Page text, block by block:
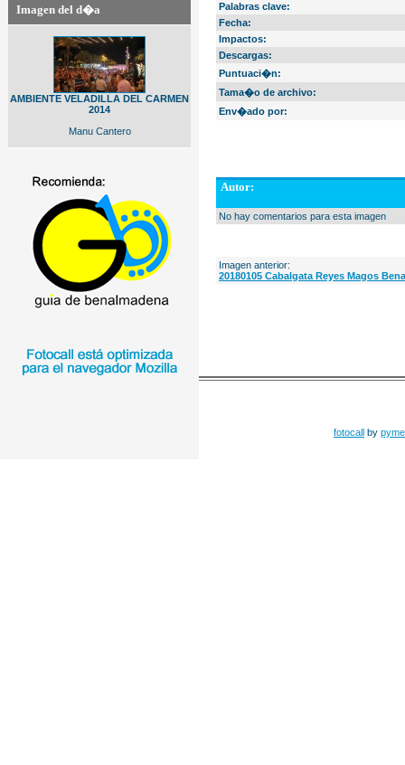
Imagen del d�a
AMBIENTE VELADILLA DEL CARMEN
2014
Manu Cantero
Palabras clave:
Fecha:
Impactos:
Descargas:
Puntuaci�n:
Tama�o de archivo:
Env�ado por:
Autor:
No hay comentarios para esta imagen
Imagen anterior:
20180105 Cabalgata Reyes Magos
fotocall by